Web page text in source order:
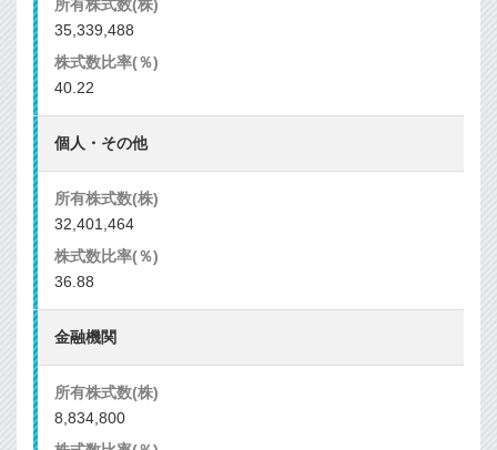
35,339,488
40.22
個人・その他
32,401,464
36.88
金融機関
8,834,800